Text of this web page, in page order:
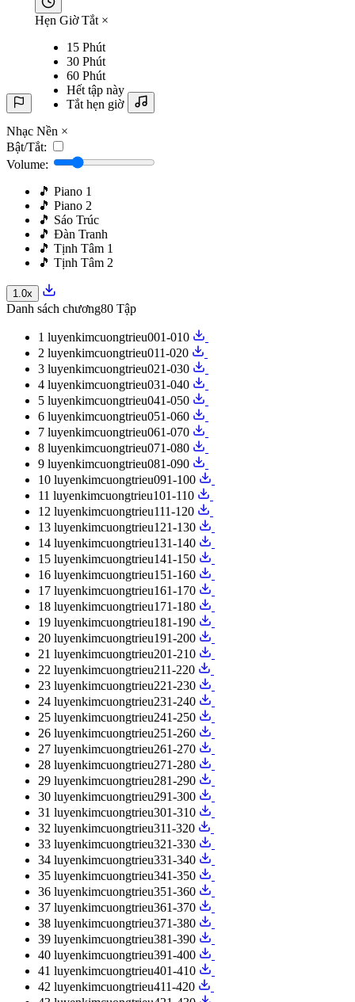
Hẹn Giờ Tắt ×
15 Phút
30 Phút
60 Phút
Hết tập này
Tắt hẹn giờ
Nhạc Nền ×
Bật/Tắt:
Volume:
️️️🎵 Piano 1
️️️🎵 Piano 2
️️️🎵 Sáo Trúc
️️️🎵 Đàn Tranh
️️️🎵 Tịnh Tâm 1
️️️🎵 Tịnh Tâm 2
1.0x
Danh sách chương80 Tập
1 luyenkimcuongtrieu001-010
2 luyenkimcuongtrieu011-020
3 luyenkimcuongtrieu021-030
4 luyenkimcuongtrieu031-040
5 luyenkimcuongtrieu041-050
6 luyenkimcuongtrieu051-060
7 luyenkimcuongtrieu061-070
8 luyenkimcuongtrieu071-080
9 luyenkimcuongtrieu081-090
10 luyenkimcuongtrieu091-100
11 luyenkimcuongtrieu101-110
12 luyenkimcuongtrieu111-120
13 luyenkimcuongtrieu121-130
14 luyenkimcuongtrieu131-140
15 luyenkimcuongtrieu141-150
16 luyenkimcuongtrieu151-160
17 luyenkimcuongtrieu161-170
18 luyenkimcuongtrieu171-180
19 luyenkimcuongtrieu181-190
20 luyenkimcuongtrieu191-200
21 luyenkimcuongtrieu201-210
22 luyenkimcuongtrieu211-220
23 luyenkimcuongtrieu221-230
24 luyenkimcuongtrieu231-240
25 luyenkimcuongtrieu241-250
26 luyenkimcuongtrieu251-260
27 luyenkimcuongtrieu261-270
28 luyenkimcuongtrieu271-280
29 luyenkimcuongtrieu281-290
30 luyenkimcuongtrieu291-300
31 luyenkimcuongtrieu301-310
32 luyenkimcuongtrieu311-320
33 luyenkimcuongtrieu321-330
34 luyenkimcuongtrieu331-340
35 luyenkimcuongtrieu341-350
36 luyenkimcuongtrieu351-360
37 luyenkimcuongtrieu361-370
38 luyenkimcuongtrieu371-380
39 luyenkimcuongtrieu381-390
40 luyenkimcuongtrieu391-400
41 luyenkimcuongtrieu401-410
42 luyenkimcuongtrieu411-420